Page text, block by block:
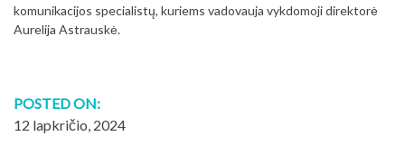
komunikacijos specialistų, kuriems vadovauja vykdomoji direktorė
Aurelija Astrauskė.
POSTED ON:
12 lapkričio, 2024